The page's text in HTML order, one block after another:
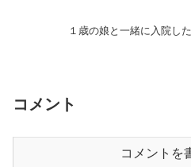
１歳の娘と一緒に入院し
コメント
コメントを